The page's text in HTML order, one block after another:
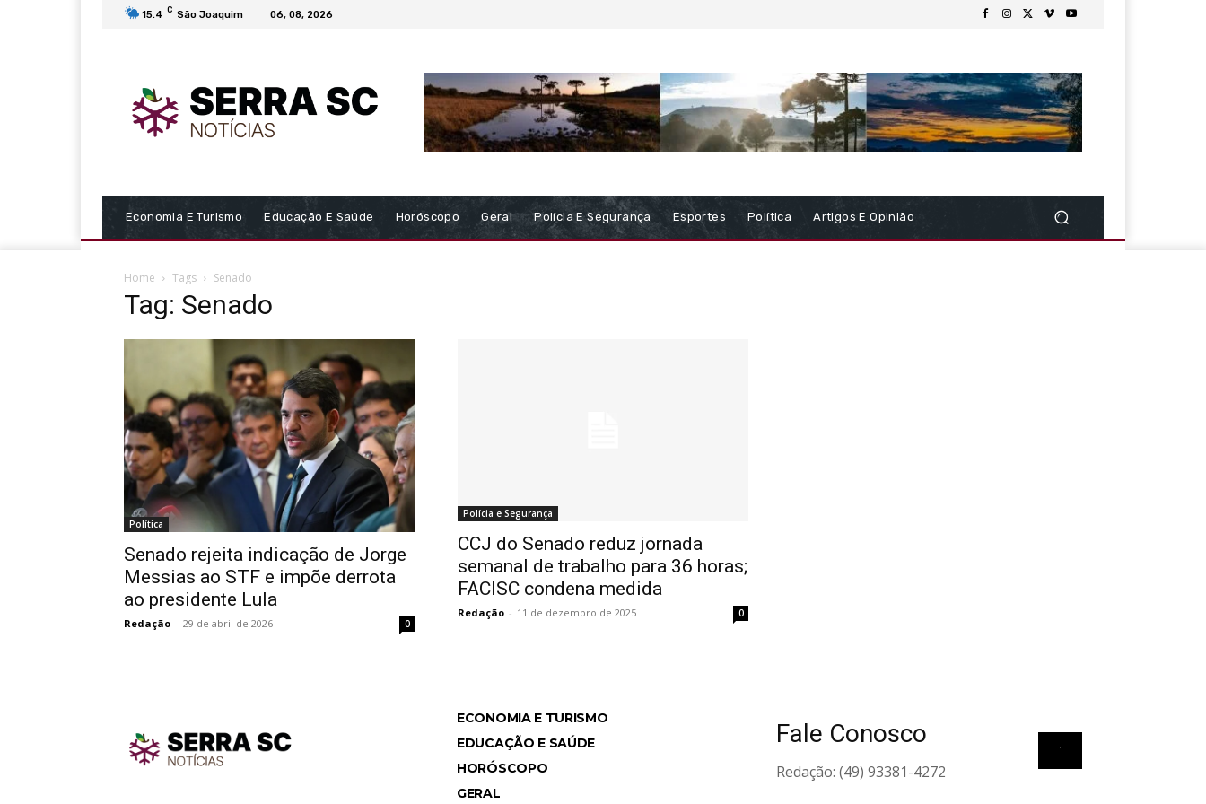
15.4 C São Joaquim 06, 08, 2026
Economia E Turismo Educação E Saúde Horóscopo Geral Polícia E Segurança Esportes Política Artigos E Opinião
Home Tags Senado
Tag: Senado
Política
Senado rejeita indicação de Jorge
Messias ao STF e impõe derrota
ao presidente Lula
Redação - 29 de abril de 2026 0
Polícia e Segurança
CCJ do Senado reduz jornada
semanal de trabalho para 36 horas;
FACISC condena medida
Redação - 11 de dezembro de 2025 0
ECONOMIA E TURISMO
EDUCAÇÃO E SAÚDE
HORÓSCOPO
GERAL
Fale Conosco
Redação: (49) 93381-4272